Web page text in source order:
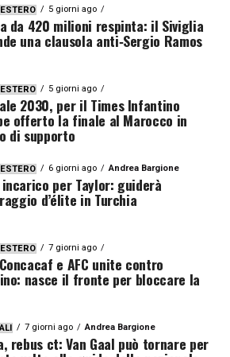
5 giorni ago
da 420 milioni respinta: il Siviglia
una clausola anti‑Sergio Ramos
5 giorni ago
2030, per il Times Infantino
offerto la finale al Marocco in
di supporto
6 giorni ago Andrea Bargione
incarico per Taylor: guiderà
d’élite in Turchia
7 giorni ago
Concacaf e AFC unite contro
nasce il fronte per bloccare la
7 giorni ago Andrea Bargione
rebus ct: Van Gaal può tornare per